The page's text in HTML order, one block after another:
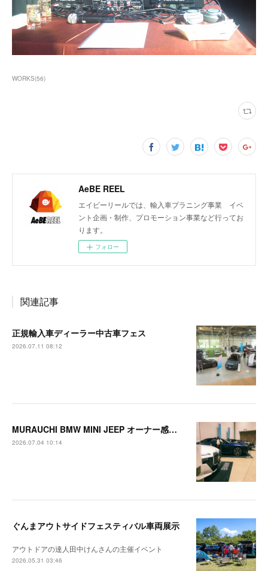
WORKS(56)
AeBE REEL
エイビーリールでは、輸入車プラニング事業 イベ
ント企画・制作、プロモーション事業など行ってお
ります。
フォロー
関連記事
正規輸入車ディーラー中古車フェス
2026.07.11 08:12
MURAUCHI BMW MINI JEEP オーナー感謝祭
2026.07.04 10:14
ぐんまアウトサイドフェスティバル車両展示
アウトドアの達人田中けんさんの主催イベント
2026.05.31 03:46